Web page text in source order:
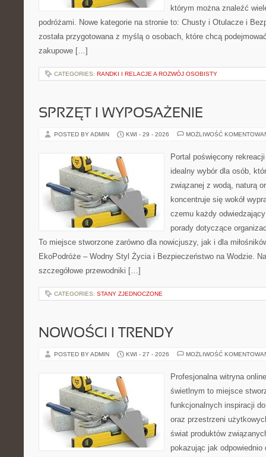
którym można znaleźć
podróżami. Nowe kategorie na stronie to: Chusty i Otulacze i
została przygotowana z myślą o osobach, które chcą
zakupowe […]
CATEGORIES: RANDKI I RELACJE A ROZWÓJ OSOBISTY
SPRZĘT I WYPOSAŻENIE
POSTED BY ADMIN KWI - 29 - 2026 MOŻLIWOŚĆ
Portal poświęcony
idealny wybór dla osób,
związanej z wodą, naturą
koncentruje się wokół
czemu każdy
porady dotyczące
To miejsce stworzone zarówno dla nowicjuszy, jak i dla
EkoPodróże – Wodny Styl Życia i Bezpieczeństwo na Wodzie.
szczegółowe przewodniki […]
CATEGORIES: STANY ZJEDNOCZONE
NOWOŚCI I TRENDY
POSTED BY ADMIN KWI - 27 - 2026 MOŻLIWOŚĆ
Profesjonalna witryna
świetlnym to miejsce
funkcjonalnych inspiracji
oraz przestrzeni
świat produktów
pokazując jak odpowiednio